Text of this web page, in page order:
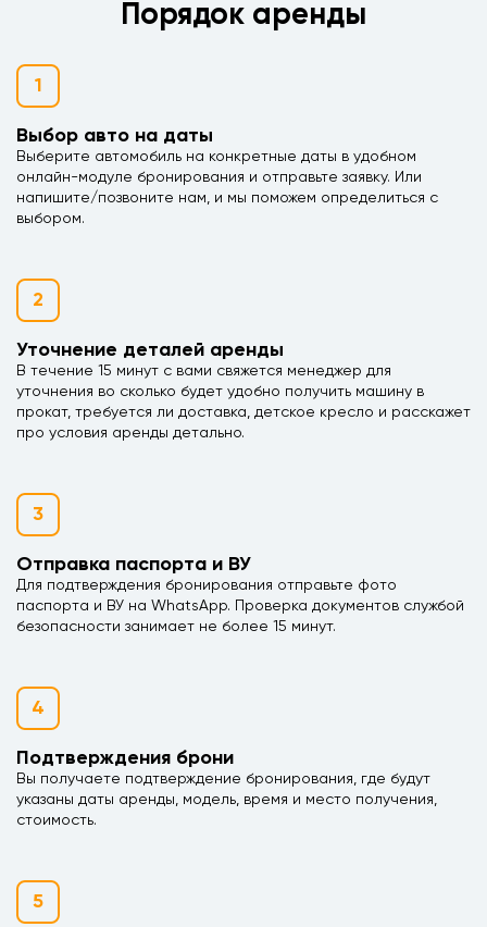
Порядок аренды
1
Выбор авто на даты
Выберите автомобиль на конкретные даты в удобном
онлайн-модуле бронирования и отправьте заявку. Или
напишите/позвоните нам, и мы поможем определиться с
выбором.
2
Уточнение деталей аренды
В течение 15 минут с вами свяжется менеджер для
уточнения во сколько будет удобно получить машину в
прокат, требуется ли доставка, детское кресло и расскажет
про условия аренды детально.
3
Отправка паспорта и ВУ
Для подтверждения бронирования отправьте фото
паспорта и ВУ на WhatsApp. Проверка документов службой
безопасности занимает не более 15 минут.
4
Подтверждения брони
Вы получаете подтверждение бронирования, где будут
указаны даты аренды, модель, время и место получения,
стоимость.
5